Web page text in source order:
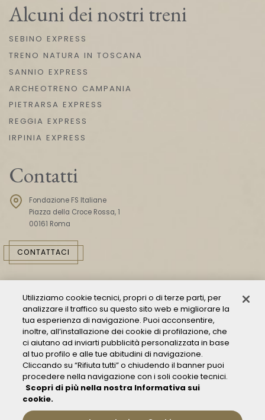
Alcuni dei nostri treni
SEBINO EXPRESS
TRENO NATURA IN TOSCANA
SANNIO EXPRESS
ARCHEOTRENO CAMPANIA
PIETRARSA EXPRESS
REGGIA EXPRESS
IRPINIA EXPRESS
Contatti
Fondazione FS Italiane
Piazza della Croce Rossa, 1
00161 Roma
CONTATTACI
Consulta il Modello 231
Gestione delle segnalazioni - Whistleblowing
Condizioni Generali di Trasporto
Privacy policy
Utilizziamo cookie tecnici, propri o di terze parti, per
analizzare il traffico su questo sito web e migliorare la
tua esperienza di navigazione. Puoi acconsentire,
inoltre, all’installazione dei cookie di profilazione, che
ci aiutano ad inviarti pubblicità personalizzata in base
al tuo profilo e alle tue abitudini di navigazione.
Cliccando su “Rifiuta tutti” o chiudendo il banner puoi
procedere nella navigazione con i soli cookie tecnici.
Scopri di più nella nostra Informativa sui
cookie.